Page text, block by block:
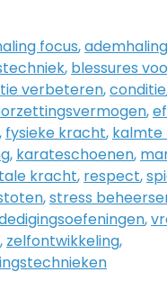
focus,
, blessures
verbeteren,conditie
,
, fysieke kracht, kalmte
, karateschoenen,
kracht, respect,
,stress
,
, zelfontwikkeling,